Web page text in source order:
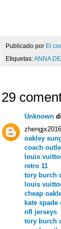
Publicado por El
Etiquetas:ANNA
29
Unknown
oakley
coach
louis
retro 11
tory burch
louis
cheap
kate spade
nfl jerseys
tory burch